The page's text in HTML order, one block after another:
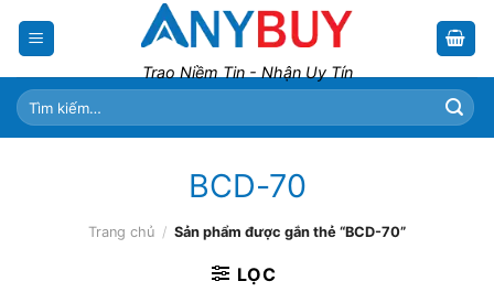
Trao Niềm Tin - Nhận Uy Tín
Tìm
kiếm:
BCD-70
Trang chủ / Sản phẩm được gắn thẻ “BCD-70”
LỌC